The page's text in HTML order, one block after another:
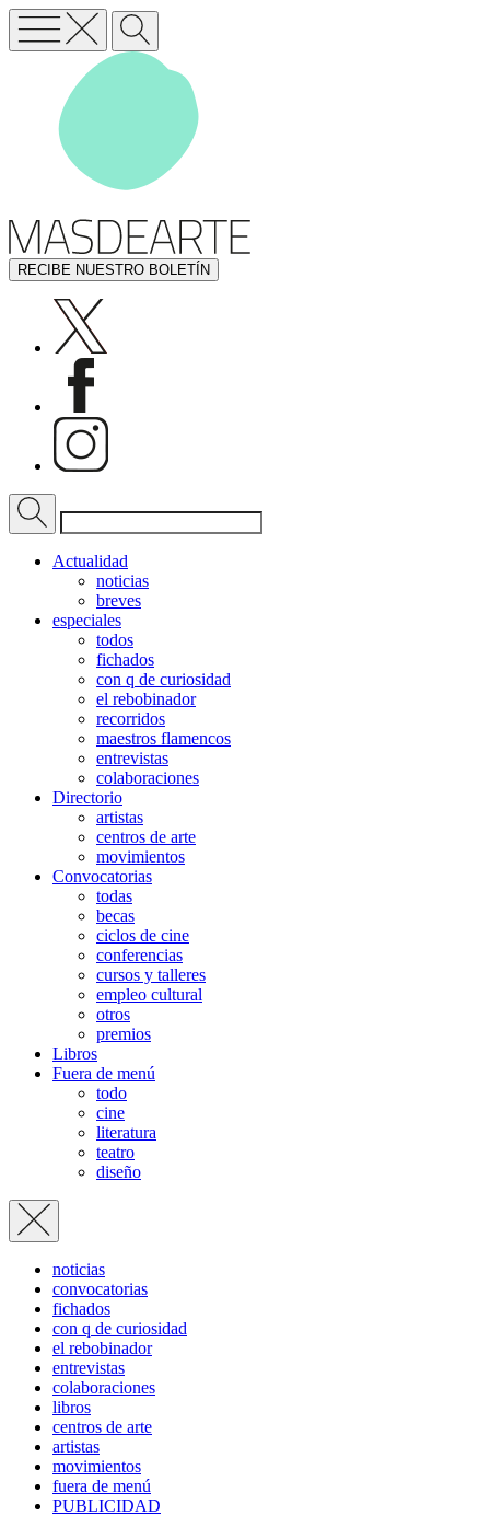
RECIBE NUESTRO BOLETÍN
Actualidad
noticias
breves
especiales
todos
fichados
con q de curiosidad
el rebobinador
recorridos
maestros flamencos
entrevistas
colaboraciones
Directorio
artistas
centros de arte
movimientos
Convocatorias
todas
becas
ciclos de cine
conferencias
cursos y talleres
empleo cultural
otros
premios
Libros
Fuera de menú
todo
cine
literatura
teatro
diseño
noticias
convocatorias
fichados
con q de curiosidad
el rebobinador
entrevistas
colaboraciones
libros
centros de arte
artistas
movimientos
fuera de menú
PUBLICIDAD